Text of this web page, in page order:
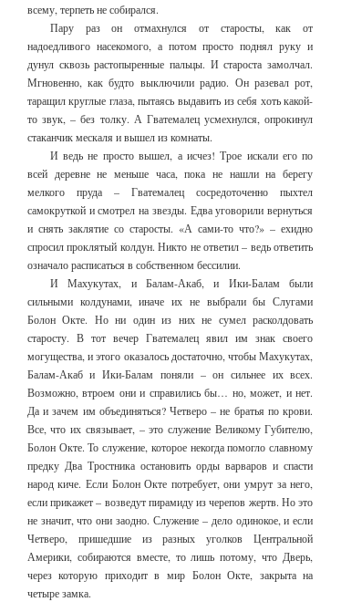
всему, терпеть не собирался.
Пару раз он отмахнулся от старосты, как от
надоедливого насекомого, а потом просто поднял руку и
дунул сквозь растопыренные пальцы. И староста замолчал.
Мгновенно, как будто выключили радио. Он разевал рот,
таращил круглые глаза, пытаясь выдавить из себя хоть какой-
то звук, – без толку. А Гватемалец усмехнулся, опрокинул
стаканчик мескаля и вышел из комнаты.
И ведь не просто вышел, а исчез! Трое искали его по
всей деревне не меньше часа, пока не нашли на берегу
мелкого пруда – Гватемалец сосредоточенно пыхтел
самокруткой и смотрел на звезды. Едва уговорили вернуться
и снять заклятие со старосты. «А сами-то что?» – ехидно
спросил проклятый колдун. Никто не ответил – ведь ответить
означало расписаться в собственном бессилии.
И Махукутах, и Балам-Акаб, и Ики-Балам были
сильными колдунами, иначе их не выбрали бы Слугами
Болон Окте. Но ни один из них не сумел расколдовать
старосту. В тот вечер Гватемалец явил им знак своего
могущества, и этого оказалось достаточно, чтобы Махукутах,
Балам-Акаб и Ики-Балам поняли – он сильнее их всех.
Возможно, втроем они и справились бы… но, может, и нет.
Да и зачем им объединяться? Четверо – не братья по крови.
Все, что их связывает, – это служение Великому Губителю,
Болон Окте. То служение, которое некогда помогло славному
предку Два Тростника остановить орды варваров и спасти
народ киче. Если Болон Окте потребует, они умрут за него,
если прикажет – возведут пирамиду из черепов жертв. Но это
не значит, что они заодно. Служение – дело одинокое, и если
Четверо, пришедшие из разных уголков Центральной
Америки, собираются вместе, то лишь потому, что Дверь,
через которую приходит в мир Болон Окте, закрыта на
четыре замка.